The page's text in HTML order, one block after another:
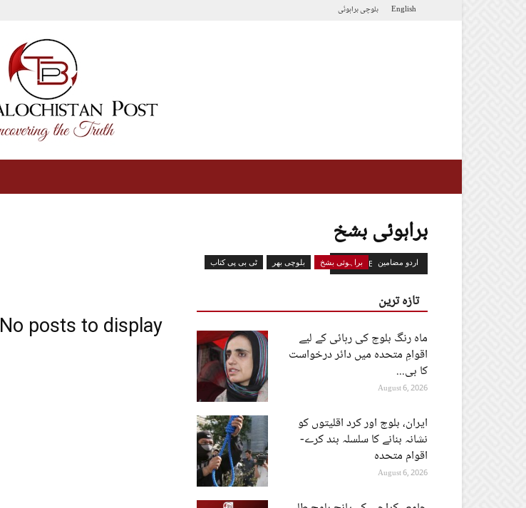
English بلوچیبراہوئی
براہوئی بشخ
اردو مضامین براہوئی بشخ بلوچی بھر ٹی بی پی کتاب BY REVIEW SCORE
No posts to display
تازہ ترین
ماہ رنگ بلوچ کی رہائی کے لیے
اقوامِ متحدہ میں دائر درخواست
کا بی...
August 6, 2026
ایران، بلوچ اور کرد اقلیتوں کو
نشانہ بنانے کا سلسلہ بند کرے-
اقوام متحدہ
August 6, 2026